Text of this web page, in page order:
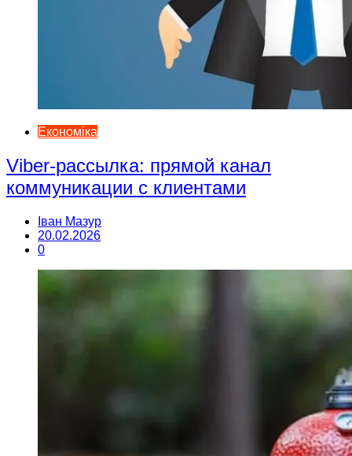
Економіка
Viber-рассылка: прямой канал
коммуникации с клиентами
Іван Мазур
20.02.2026
0